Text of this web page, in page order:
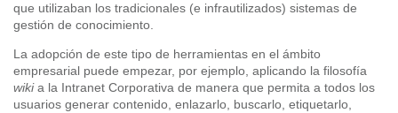
que utilizaban los tradicionales (e infrautilizados) sistemas de
gestión de conocimiento.
La adopción de este tipo de herramientas en el ámbito
empresarial puede empezar, por ejemplo, aplicando la filosofía
wikia la Intranet Corporativa de manera que permita a todos los
usuarios generar contenido, enlazarlo, buscarlo, etiquetarlo,